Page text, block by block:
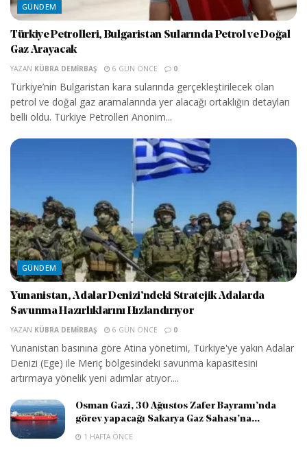
GÜNDEM
Türkiye Petrolleri, Bulgaristan Sularında Petrol ve Doğal
Gaz Arayacak
YAZAN KÜBRA DEMIRBAŞ 6 GÜN ÖNCE 0
Türkiye’nin Bulgaristan kara sularında gerçekleştirilecek olan
petrol ve doğal gaz aramalarında yer alacağı ortaklığın detayları
belli oldu. Türkiye Petrolleri Anonim...
GÜNDEM
Yunanistan, Adalar Denizi’ndeki Stratejik Adalarda
Savunma Hazırlıklarını Hızlandırıyor
YAZAN KÜBRA DEMIRBAŞ 6 GÜN ÖNCE 0
Yunanistan basınına göre Atina yönetimi, Türkiye'ye yakın Adalar
Denizi (Ege) ile Meriç bölgesindeki savunma kapasitesini
artırmaya yönelik yeni adımlar atıyor....
Osman Gazi, 30 Ağustos Zafer Bayramı’nda
görev yapacağı Sakarya Gaz Sahası’na...
1 HAFTA ÖNCE